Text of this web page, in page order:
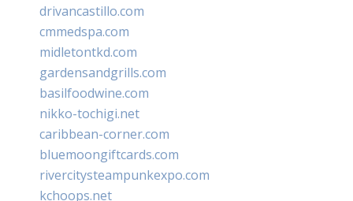
drivancastillo.com
cmmedspa.com
midletontkd.com
gardensandgrills.com
basilfoodwine.com
nikko-tochigi.net
caribbean-corner.com
bluemoongiftcards.com
rivercitysteampunkexpo.com
kchoops.net